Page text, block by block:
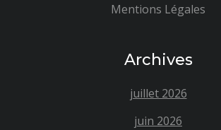
Mentions Légales
Archives
juillet 2026
juin 2026